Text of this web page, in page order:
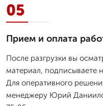
05
Прием и оплата
После разгрузки вы
материал, подписываете
Для оперативного
менеджеру Юрий